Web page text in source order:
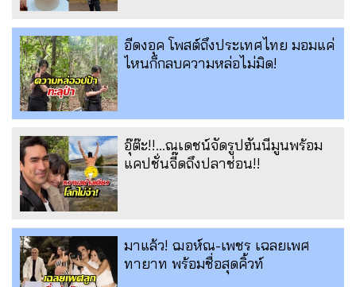
อีดงอุค โพสต์ถึงประเทศไทย มอมแค่
ไหนก็กลบความหล่อไม่มิด!
อุ๊ต๊ะ!!...ณเดชน์จัดรูปฮันนีมูนพร้อม
แคปชั่นจี๊ดถึงปลาช่อน!!
มาแล้ว! ฌอห์ณ-เพชร เฉลยเพศ
ทายาท พร้อมชื่อสุดคิ้วท์